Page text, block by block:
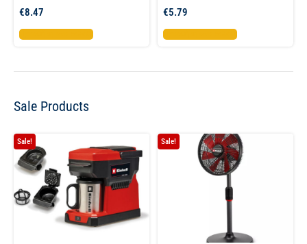
€8.47
Προσθήκη στο καλάθι
€5.79
Προσθήκη στο καλάθι
Sale Products
Sale! Sale!